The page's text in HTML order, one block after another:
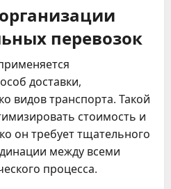
перевозок
доставки,
видов транспорта. Такой
стоимость и
он требует тщательного
между всеми
процесса.